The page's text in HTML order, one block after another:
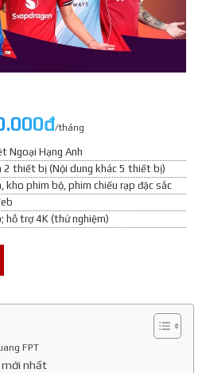
/tháng
Ngoại Hạng Anh
2 thiết bị (Nội dung khác 5 thiết bị)
kho phim bộ, phim chiếu rạp đặc sắc
hỗ trợ 4K (thử nghiệm)
FPT
mới nhất